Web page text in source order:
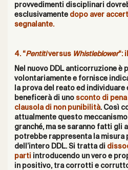
provvedimenti disciplinari
esclusivamente dopo aver
segnalante.
4. “Pentitiversus Whistleblower“:
Nel nuovo DDL anticorruzioneè
volontariamente e fornisce
la prova del reato ed
beneficerà di uno sconto di pena
clausola di non punibilità. Così
attualmente questo meccanismo
granché, ma se saranno fatti gli
potrebbe rappresenta la misura
dell’intero DDL. Si tratta di
parti introducendo un vero e
in positivo, tra corrotti e